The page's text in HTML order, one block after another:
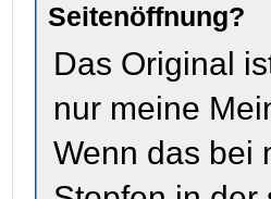
Seitenöffnung?
Das Original
nur meine
Wenn das bei